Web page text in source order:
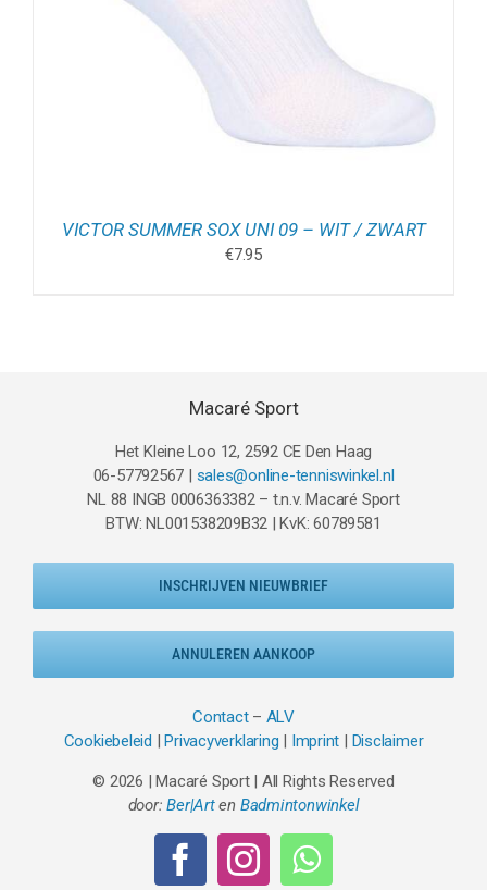
VICTOR SUMMER SOX UNI 09 – WIT / ZWART
€7.95
Macaré Sport
Het Kleine Loo 12, 2592 CE Den Haag
06-57792567 | sales@online-tenniswinkel.nl
NL 88 INGB 0006363382 – t.n.v. Macaré Sport
BTW: NL001538209B32 | KvK: 60789581
INSCHRIJVEN NIEUWBRIEF
ANNULEREN AANKOOP
Contact– ALV
Cookiebeleid |Privacyverklaring | Imprint | Disclaimer
© 2026 | Macaré Sport | All Rights Reserved
door:Ber|Arten Badmintonwinkel